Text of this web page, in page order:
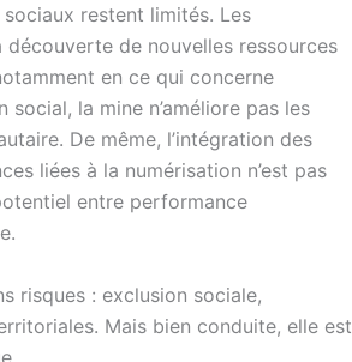
restent limités. Les
de nouvelles ressources
en ce qui concerne
social, la mine n’améliore pas les
De même, l’intégration des
liées à la numérisation n’est pas
entre performance
risques : exclusion sociale,
Mais bien conduite, elle est